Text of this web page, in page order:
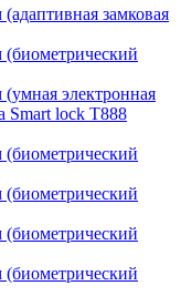
замковая
(биометрический
(умная электронная
Smart lock T888
(биометрический
(биометрический
(биометрический
(биометрический